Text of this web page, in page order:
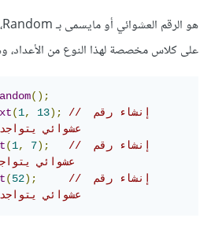
على كلاس مخصصة لهذا النوع من الأعداد،
();
(1, 13);
// إنشاء رقم
عشوائي يتواجد
(1, 7);
// إنشاء رقم
عشوائي
(52);
// إنشاء رقم
عشوائي يتواجد